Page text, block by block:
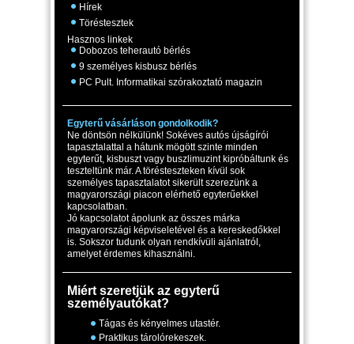
Hírek
Töréstesztek
Hasznos linkek
Dobozos teherautó bérlés
9 személyes kisbusz bérlés
PC Pult. Informatikai szórakoztató magazin
Egyterű vásárláson gondolkodik?
Ne döntsön nélkülünk! Sokéves autós újságírói
tapasztalattal a hátunk mögött szinte minden
egyterűt, kisbuszt vagy buszlimuzint kipróbáltunk és
teszteltünk már. A törésteszteken kívül sok
személyes tapasztalatot sikerült szerezünk a
magyarországi piacon elérhető egyterűekkel
kapcsolatban.
Jó kapcsolatot ápolunk az összes márka
magyarországi képviseletével és a kereskedőkkel
is. Sokszor tudunk olyan rendkívüli ajánlatról,
amelyet érdemes kihasználni.
Miért szeretjük az egyterű
személyautókat?
Tágas és kényelmes utastér.
Praktikus tárolórekeszek.